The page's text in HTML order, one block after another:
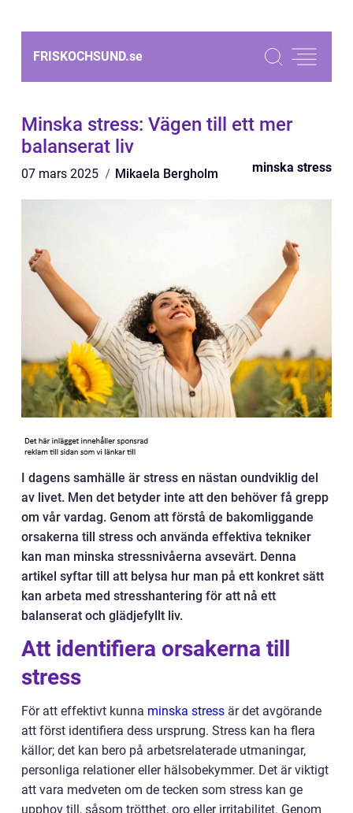
FRISKOCHSUND.se
Minska stress: Vägen till ett mer
balanserat liv
07 mars 2025 Mikaela Bergholm minska stress
I dagens samhälle är stress en nästan oundviklig del
av livet. Men det betyder inte att den behöver få grepp
om vår vardag. Genom att förstå de bakomliggande
orsakerna till stress och använda effektiva tekniker
kan man minska stressnivåerna avsevärt. Denna
artikel syftar till att belysa hur man på ett konkret sätt
kan arbeta med stresshantering för att nå ett
balanserat och glädjefyllt liv.
Att identifiera orsakerna till
stress
För att effektivt kunna minska stress är det avgörande
att först identifiera dess ursprung. Stress kan ha flera
källor; det kan bero på arbetsrelaterade utmaningar,
personliga relationer eller hälsobekymmer. Det är viktigt
att vara medveten om de tecken som stress kan ge
upphov till, såsom trötthet, oro eller irritabilitet. Genom